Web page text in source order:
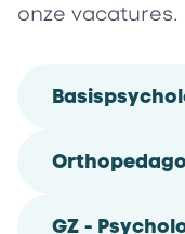
onze vacatures.
GZ -